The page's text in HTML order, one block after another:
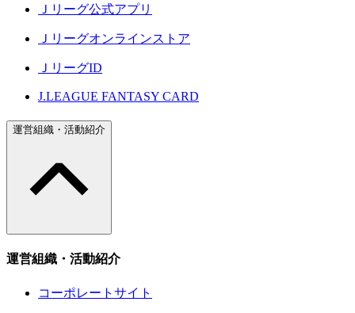
Ｊリーグ公式アプリ
Ｊリーグオンラインストア
ＪリーグID
J.LEAGUE FANTASY CARD
運営組織・活動紹介
運営組織・活動紹介
コーポレートサイト